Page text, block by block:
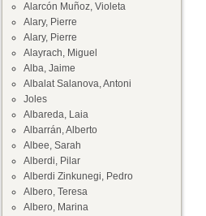
Alarcón Muñoz, Violeta
Alary, Pierre
Alary, Pierre
Alayrach, Miguel
Alba, Jaime
Albalat Salanova, Antoni
Joles
Albareda, Laia
Albarrán, Alberto
Albee, Sarah
Alberdi, Pilar
Alberdi Zinkunegi, Pedro
Albero, Teresa
Albero, Marina